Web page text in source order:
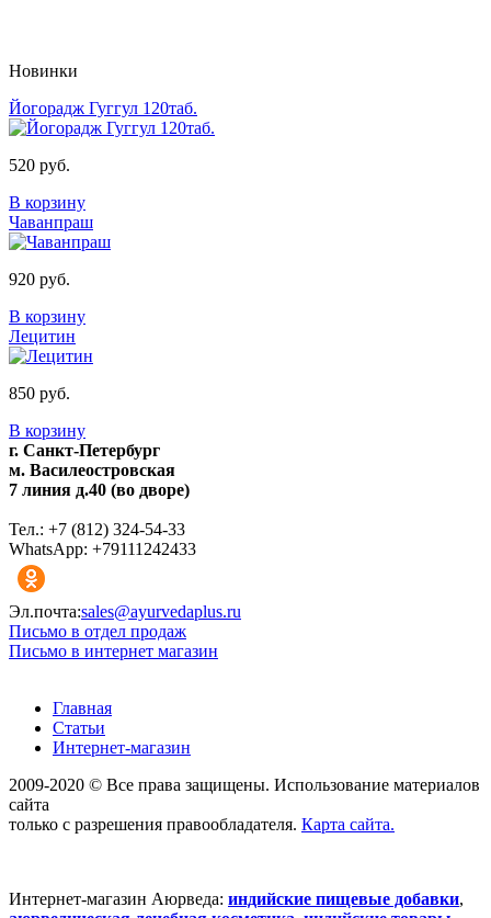
Новинки
Йогорадж Гуггул 120таб.
520 руб.
В корзину
Чаванпраш
920 руб.
В корзину
Лецитин
850 руб.
В корзину
г. Санкт-Петербург
м. Василеостровская
7 линия д.40 (во дворе)
Тел.: +7 (812) 324-54-33
WhatsApp: +79111242433
Эл.почта:sales@ayurvedaplus.ru
Письмо в отдел продаж
Письмо в интернет магазин
Главная
Статьи
Интернет-магазин
2009-2020 © Все права защищены. Использование материалов
сайта
только с разрешения правообладателя. Карта сайта.
Интернет-магазин Аюрведа: индийские пищевые добавки,